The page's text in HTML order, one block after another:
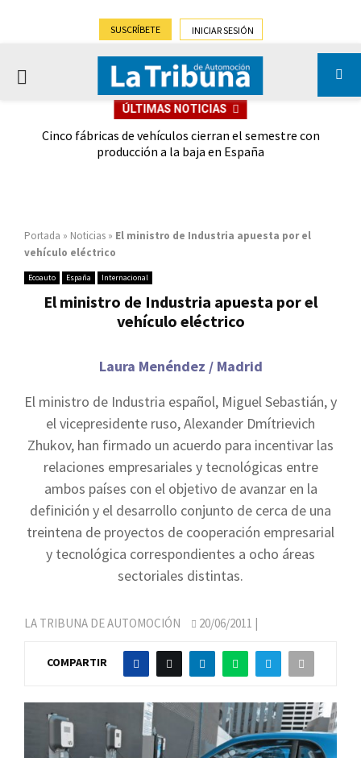
SUSCRÍBETE INICIAR SESIÓN
PRIMARY
ÚLTIMAS NOTICIAS
Cinco fábricas de vehículos cierran el semestre con
producción a la baja en España
Portada » Noticias » El ministro de Industria apuesta por el
vehículo eléctrico
Ecoauto España Internacional
El ministro de Industria apuesta por el
vehículo eléctrico
Laura Menéndez / Madrid
El ministro de Industria español, Miguel Sebastián, y
el vicepresidente ruso, Alexander Dmítrievich
Zhukov, han firmado un acuerdo para incentivar las
relaciones empresariales y tecnológicas entre
ambos países con el objetivo de avanzar en la
definición y el desarrollo conjunto de cerca de una
treintena de proyectos de cooperación empresarial
y tecnológica correspondientes a ocho áreas
sectoriales distintas.
LA TRIBUNA DE AUTOMOCIÓN 20/06/2011 |
COMPARTIR